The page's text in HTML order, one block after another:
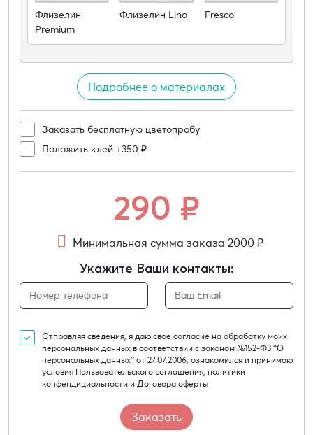
Флизелин
Premium
Флизелин Lino Fresco
Подробнее о материалах
Заказать бесплатную цветопробу
Положить клей +350 ₽
290 ₽
Минимальная сумма заказа 2000 ₽
Укажите Ваши контакты:
Отправляя сведения, я даю свое согласие на обработку моих
персональных данных в соответствии с законом №152-Ф3 “О
персональных данных” от 27.07.2006, ознакомился и принимаю
условия Пользовательского соглашения, политики
конфендициальности и Договора оферты